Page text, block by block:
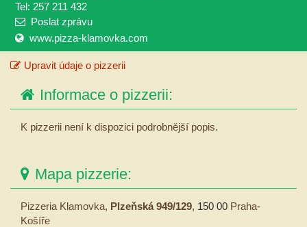
Tel: 257 211 432
Poslat zprávu
www.pizza-klamovka.com
Upravit údaje o pizzerii
Informace o pizzerii:
K pizzerii není k dispozici podrobnější popis.
Mapa pizzerie:
Pizzeria Klamovka, Plzeňská 949/129, 150 00 Praha-
Košíře